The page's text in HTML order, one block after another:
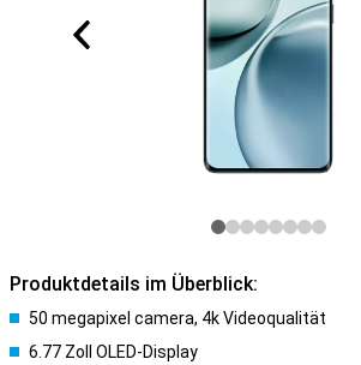
Produktdetails im Überblick:
50 megapixel camera, 4k Videoqualität
6.77 Zoll OLED-Display